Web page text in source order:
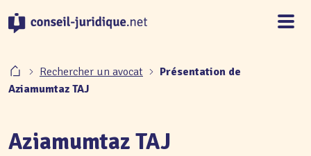
Rechercher un avocat
Présentation de
Aziamumtaz TAJ
Aziamumtaz TAJ